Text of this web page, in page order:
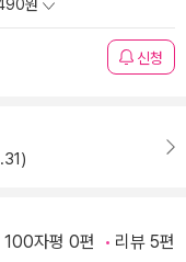
원
신청
100자평 0편 리뷰 5편